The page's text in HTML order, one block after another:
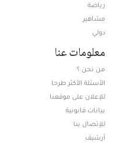
رياضة
مشاهير
دولي
معلومات عنا
من نحن ؟
الأسئلة الأكثر طرحا
للإعلان على موقعنا
بيانات قانونية
للإتصال بنا
أرشيف